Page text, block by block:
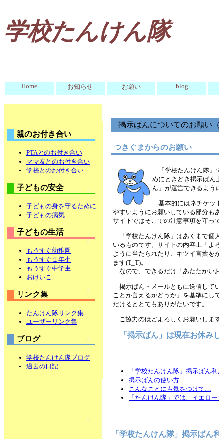
学校たんけん隊
Home お知らせ お願い blog
親のお付き合い
PTAとのお付き合い
ママ友とのお付き合い
学校とのお付き合い
子どもの安全
子どもの身を守るために
子どもの病気
子どもの生活
もうすぐ幼稚園
もうすぐ１年生
もうすぐ中学生
おけいこ
リンク集
たんけん隊リンク集
ユーザーリンク集
ブログ
学校たんけん隊ブログ
過去の日記
掲示ばんについてのお願い
つきぐまからのお願い
「学校たんけん隊
めにときどき掲示ばん
ん」が運営できるよう
基本的にはネチケッ
やすいようにお願いしている部分も
サイトではそこでの注意事項を守っ
「学校たんけん隊」はあくまで
いるものです。サイトの内容上「よ
ように当たられたり、キツイ言葉を
ます(T_T)。
なので、できるだけ「あたたかい
掲示ばん・メールともに送信して
ことが言えるかどうか」を基準に
だけるととてもありがたいです。
ご協力のほどよろしくお願いしま
「掲示ばん」は現在お休
「学校たんけん隊」掲示ばん
掲示ばんの使い方
こんなことにも気をつけて…
「たんけん隊」では、イエロ
「学校たんけん隊」掲示ばん